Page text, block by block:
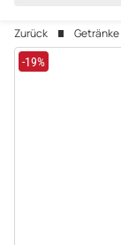
Zurück Getränke
-19%